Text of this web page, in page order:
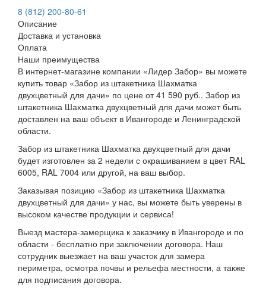
8 (812) 200-80-61
Описание
Доставка и установка
Оплата
Наши преимущества
В интернет-магазине компании «Лидер Забор» вы можете
купить товар «Забор из штакетника Шахматка
двухцветный для дачи» по цене от 41 590 руб.. Забор из
штакетника Шахматка двухцветный для дачи может быть
доставлен на ваш объект в Ивангороде и Ленинградской
области.
Забор из штакетника Шахматка двухцветный для дачи
будет изготовлен за 2 недели с окрашиванием в цвет RAL
6005, RAL 7004 или другой, на ваш выбор.
Заказывая позицию «Забор из штакетника Шахматка
двухцветный для дачи» у нас, вы можете быть уверены в
высоком качестве продукции и сервиса!
Выезд мастера-замерщика к заказчику в Ивангороде и по
области - бесплатно при заключении договора. Наш
сотрудник выезжает на ваш участок для замера
периметра, осмотра почвы и рельефа местности, а также
для подписания договора.